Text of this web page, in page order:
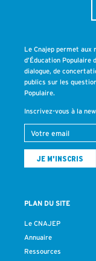
Le Cnajep permet aux
d’Éducation Populaire
dialogue, de
publics sur les
Populaire.
Inscrivez-vous à la
PLAN DU SITE
Le CNAJEP
Annuaire
Ressources